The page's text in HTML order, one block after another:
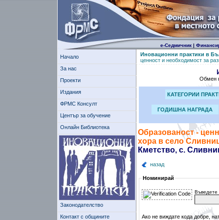
е-Седмичник|
Начало
За нас
Проекти
Издания
ФРМС Консулт
Център за обучение
Онлайн Библиотека
Законодателство
Контакт с общините
Иновационни практики в
ценност и необходимост за
Обмен
КАТЕГОРИИ
ГОДИШНА НАГРАДА
Образованост -
хора в село
Кметство, с.
назад
Номинирай
Въведете
Ако не виждате кода добре,